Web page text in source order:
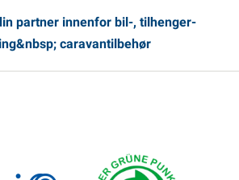
partner innenfor bil-, tilhenger-
caravantilbehør